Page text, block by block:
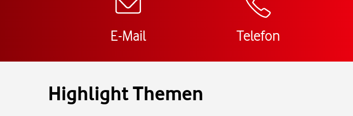
E-Mail Telefon
Highlight Themen